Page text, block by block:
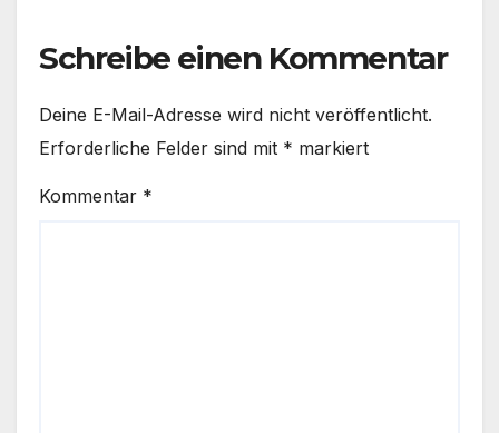
Schreibe einen Kommentar
Deine E-Mail-Adresse wird nicht veröffentlicht.
Erforderliche Felder sind mit * markiert
Kommentar *